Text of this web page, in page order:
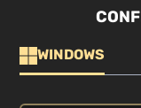
WINDOWS